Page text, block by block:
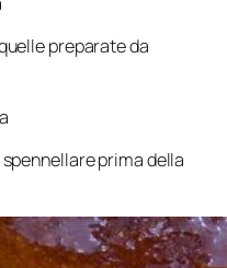
preparate da
spennellare prima della